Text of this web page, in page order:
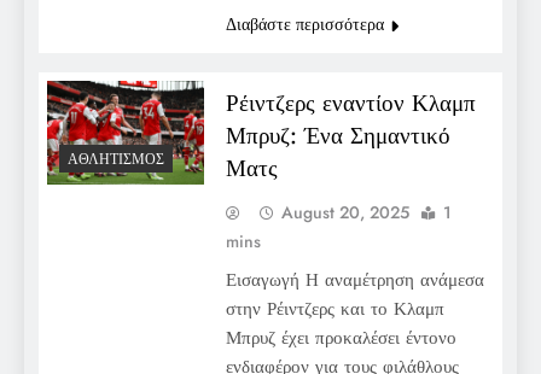
Διαβάστε περισσότερα
ΑΘΛΗΤΙΣΜΌΣ
Ρέιντζερς εναντίον Κλαμπ
Μπρυζ: Ένα Σημαντικό
Ματς
August 20, 2025
1
mins
Εισαγωγή Η αναμέτρηση ανάμεσα
στην Ρέιντζερς και το Κλαμπ
Μπρυζ έχει προκαλέσει έντονο
ενδιαφέρον για τους φιλάθλους